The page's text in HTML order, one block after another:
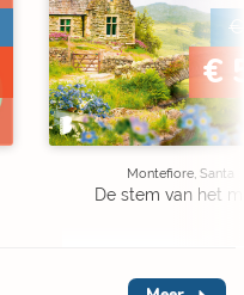
€
€
Montefiore, Santa
De stem van het